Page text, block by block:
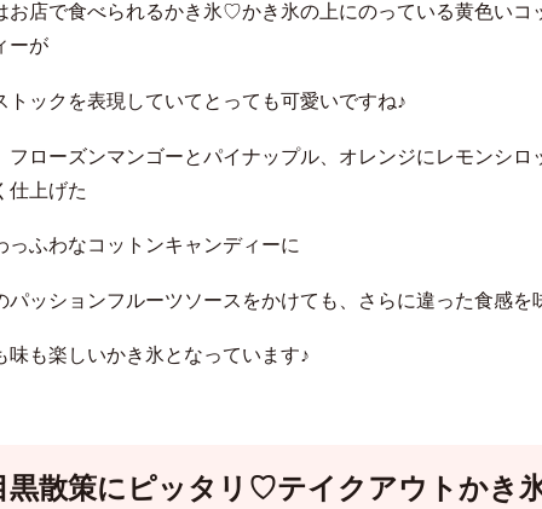
お店で食べられるかき氷♡かき氷の上にのっている黄色いコ
ーが
トックを表現していてとっても可愛いですね♪
フローズンマンゴーとパイナップル、オレンジにレモンシロ
仕上げた
っふわなコットンキャンディーに
パッションフルーツソースをかけても、さらに違った食感を
味も楽しいかき氷となっています♪
黒散策にピッタリ♡テイクアウトかき